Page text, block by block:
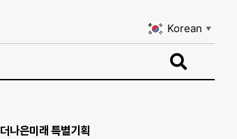
Korean ▼
더나은미래 특별기획